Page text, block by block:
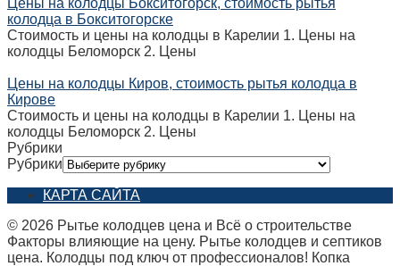
колодца в Бокситогорске
Стоимость и цены на колодцы в Карелии 1. Цены на
колодцы Беломорск 2. Цены
Цены на колодцы Киров, стоимость рытья колодца в
Кирове
Стоимость и цены на колодцы в Карелии 1. Цены на
колодцы Беломорск 2. Цены
Рубрики
Рубрики
КАРТА САЙТА
© 2026 Рытье колодцев цена и Всё о строительстве
Факторы влияющие на цену. Рытье колодцев и септиков
цена. Колодцы под ключ от профессионалов! Копка